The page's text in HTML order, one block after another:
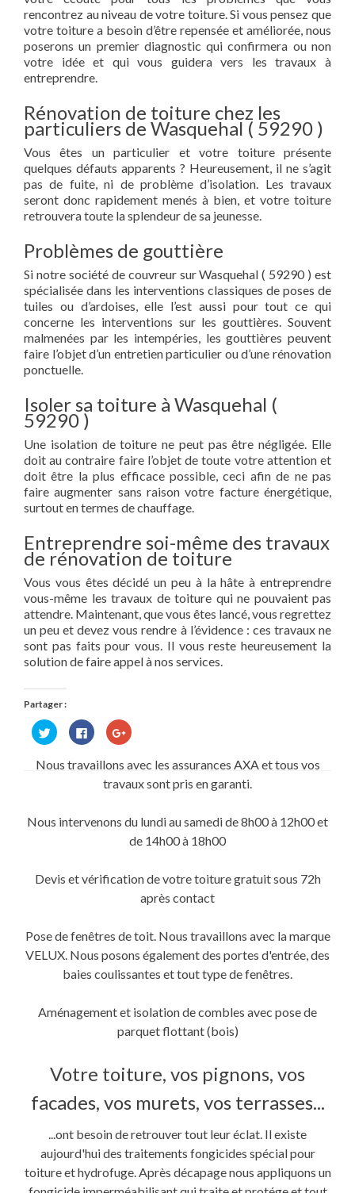
rencontrez au niveau de votre toiture. Si vous pensez que
votre toiture a besoin d’être repensée et améliorée, nous
poserons un premier diagnostic qui confirmera ou non
votre idée et qui vous guidera vers les travaux à
entreprendre.
Rénovation de toiture chez les
particuliers de Wasquehal ( 59290 )
Vous êtes un particulier et votre toiture présente
quelques défauts apparents ? Heureusement, il ne s’agit
pas de fuite, ni de problème d’isolation. Les travaux
seront donc rapidement menés à bien, et votre toiture
retrouvera toute la splendeur de sa jeunesse.
Problèmes de gouttière
Si notre société de couvreur sur Wasquehal ( 59290 ) est
spécialisée dans les interventions classiques de poses de
tuiles ou d’ardoises, elle l’est aussi pour tout ce qui
concerne les interventions sur les gouttières. Souvent
malmenées par les intempéries, les gouttières peuvent
faire l’objet d’un entretien particulier ou d’une rénovation
ponctuelle.
Isoler sa toiture à Wasquehal (
59290 )
Une isolation de toiture ne peut pas être négligée. Elle
doit au contraire faire l’objet de toute votre attention et
doit être la plus efficace possible, ceci afin de ne pas
faire augmenter sans raison votre facture énergétique,
surtout en termes de chauffage.
Entreprendre soi-même des travaux
de rénovation de toiture
Vous vous êtes décidé un peu à la hâte à entreprendre
vous-même les travaux de toiture qui ne pouvaient pas
attendre. Maintenant, que vous êtes lancé, vous regrettez
un peu et devez vous rendre à l’évidence : ces travaux ne
sont pas faits pour vous. Il vous reste heureusement la
solution de faire appel à nos services.
Partager :
Cliquez
pour
partager
Twitter(ouvre
Cliquez
pour
partager
sur
Facebook(ouvre
dans
une
Cliquez
pour
Google+
dans
fenêtre)
Nous travaillons avec les assurances AXA et tous vos
travaux sont pris en garanti.
Nous intervenons du lundi au samedi de 8h00 à 12h00 et
de 14h00 à 18h00
Devis et vérification de votre toiture gratuit sous 72h
après contact
Pose de fenêtres de toit. Nous travaillons avec la marque
VELUX. Nous posons également des portes d'entrée, des
baies coulissantes et tout type de fenêtres.
Aménagement et isolation de combles avec pose de
parquet flottant (bois)
Votre toiture, vos pignons, vos
facades, vos murets, vos terrasses...
...ont besoin de retrouver tout leur éclat. Il existe
aujourd'hui des traitements fongicides spécial pour
toiture et hydrofuge. Après décapage nous appliquons un